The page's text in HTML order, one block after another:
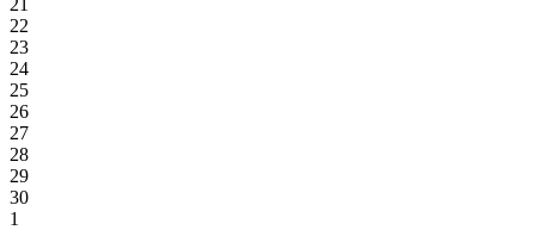
21
22
23
24
25
26
27
28
29
30
1